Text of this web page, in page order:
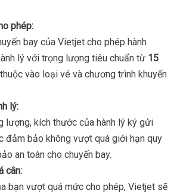
phép:
bay của Vietjet cho phép hành
lý với trọng lượng tiêu chuẩn từ 15
vào loại vé và chương trình khuyến
lý:
lượng, kích thước của hành lý ký gửi
đảm bảo không vượt quá giới hạn quy
an toàn cho chuyến bay.
cân:
bạn vượt quá mức cho phép, Vietjet sẽ